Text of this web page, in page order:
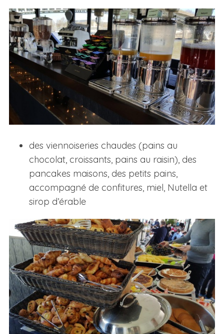
des viennoiseries chaudes (pains au
chocolat, croissants, pains au raisin), des
pancakes maisons, des petits pains,
accompagné de confitures, miel, Nutella et
sirop d’érable